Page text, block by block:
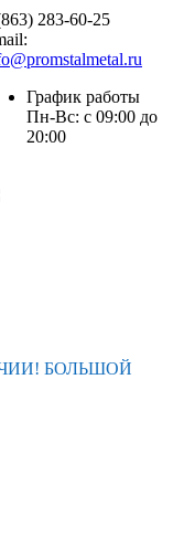
283-60-25
График работы
Пн-Вс: с 09:00 до
20:00
БОЛЬШОЙ